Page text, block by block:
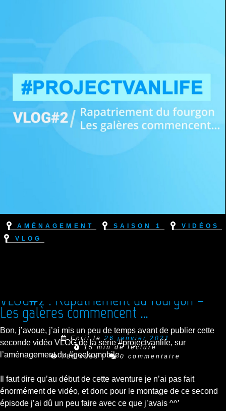
Aménagement Saison 1
Vidéos
VLOG
VLOG#2 : Rapatriement du fourgon –
Les galères commencent …
Ecrit le 26 janvier 2021
15 min de lecture
788 vues | 0 commentaire
Bon, j’avoue, j’ai mis un peu de temps avant de publier cette
seconde vidéo VLOG de la série #projectvanlife, sur
l’aménagement du #geekomobile.
Il faut dire qu’au début de cette aventure je n’ai pas fait
énormément de vidéo, et donc pour le montage de ce second
épisode j’ai dû un peu faire avec ce que j’avais ^^’